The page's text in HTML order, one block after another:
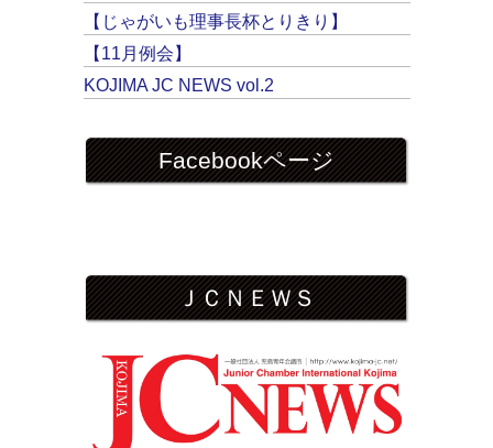
【じゃがいも理事長杯とりきり】
【11月例会】
KOJIMA JC NEWS vol.2
Facebookページ
ＪＣＮＥＷＳ